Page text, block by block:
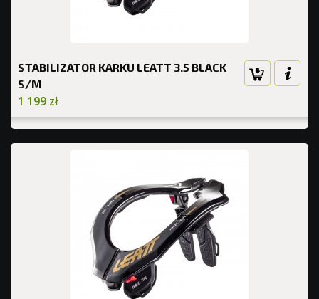
STABILIZATOR KARKU LEATT 3.5 BLACK
S/M
1 199 zł